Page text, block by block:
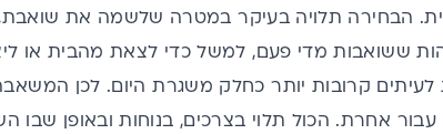
הבחירה תלויה בעיקר במטרה שלשמה את שואבת,
ששואבות מדי פעם, למשל כדי לצאת מהבית או
לעיתים קרובות יותר כחלק משגרת היום. לכן
אחרת. הכול תלוי בצרכים, בנוחות ובאופן